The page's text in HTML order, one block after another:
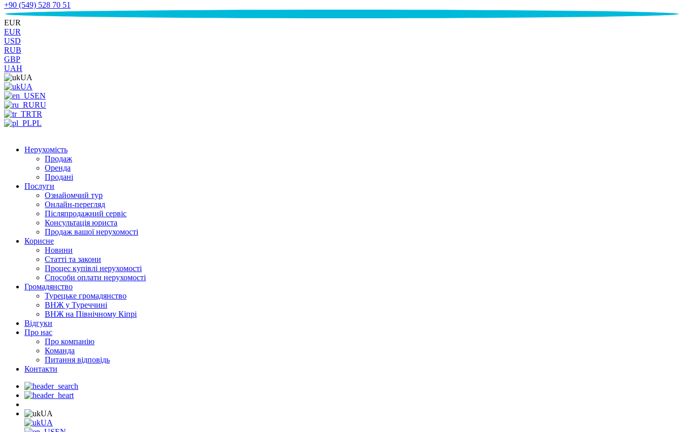
+90 (549) 528 70 51
€
EUR
EUR
USD
RUB
GBP
UAH
UA
UA
EN
RU
TR
PL
Нерухомість
Продаж
Оренда
Продані
Послуги
Ознайомчий тур
Онлайн-перегляд
Післяпродажний сервіс
Консультація юриста
Продаж вашої нерухомості
Корисне
Новини
Статті та закони
Процес купівлі нерухомості
Способи оплати нерухомості
Громадянство
Турецьке громадянство
ВНЖ у Туреччині
ВНЖ на Північному Кіпрі
Відгуки
Про нас
Про компанію
Команда
Питання відповідь
Контакти
UA
UA